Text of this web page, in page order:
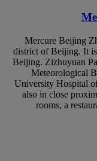
Mercure Beijing
district of Beijing. It
Beijing. Zizhuyuan
Meteorological
University Hospital
also in close
rooms, a